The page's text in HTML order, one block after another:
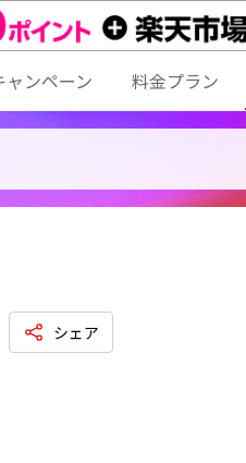
ャンペーン 料金プラン
シェア